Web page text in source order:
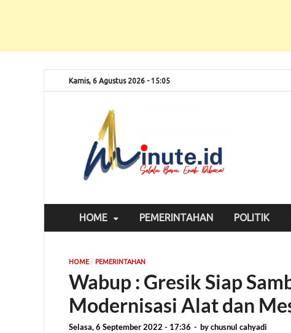
Kamis, 6 Agustus 2026 - 15:05
HOME PEMERINTAHAN POLITIK
HOME / PEMERINTAHAN
Wabup : Gresik Siap
Modernisasi Alat dan
Selasa, 6 September 2022 - 17:36 - bychusnul cahyadi